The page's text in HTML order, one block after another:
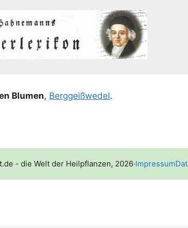
Blu­men, Berg­geiß­we­del.
- die Welt der Heilpflanzen, 2026·Impressum